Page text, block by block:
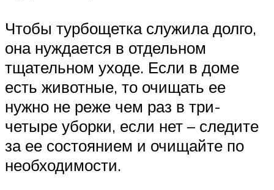
Чтобы турбощетка служила долго,
она нуждается в отдельном
тщательном уходе. Если в доме
есть животные, то очищать ее
нужно не реже чем раз в три-
четыре уборки, если нет – следите
за ее состоянием и очищайте по
необходимости.